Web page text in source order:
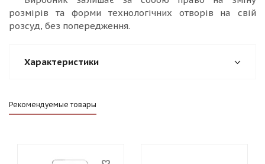
розмірів та форми технологічних отворів на свій
розсуд, без попередження.
Характеристики
Рекомендуемые товары